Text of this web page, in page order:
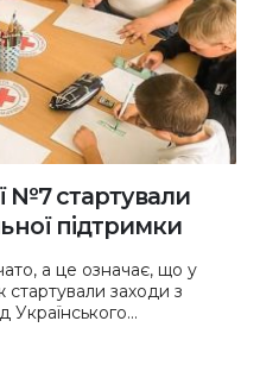
№7 стартували
підтримки
а це означає, що у
стартували заходи з
Українського...